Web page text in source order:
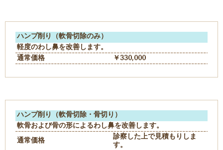
ハンプ削り（軟骨切除のみ）
軽度のわし鼻を改善します。
通常価格
￥330,000
ハンプ削り（軟骨切除・骨切り）
軟骨および骨の形によるわし鼻を改善します。
通常価格
診察した上で見積もりしま
す。